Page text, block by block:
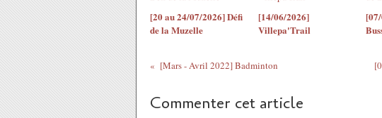
[20 au 24/07/2026] Défi
de la Muzelle
[14/06/2026]
Villepa'Trail
[Mars - Avril 2022] Badminton
Commenter cet article